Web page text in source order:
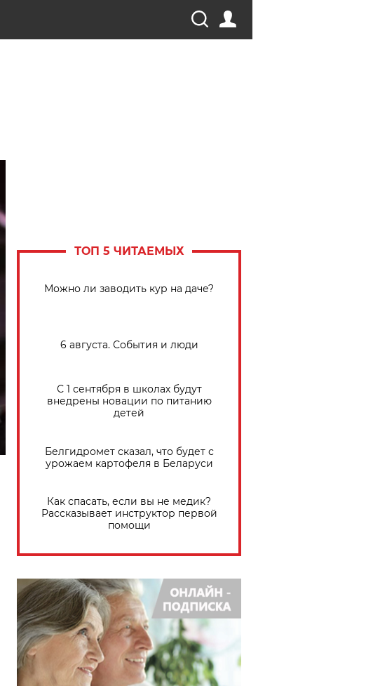
ТОП 5 ЧИТАЕМЫХ
Можно ли заводить кур на даче?
6 августа. События и люди
С 1 сентября в школах будут
внедрены новации по питанию
детей
Белгидромет сказал, что будет с
урожаем картофеля в Беларуси
Как спасать, если вы не медик?
Рассказывает инструктор первой
помощи